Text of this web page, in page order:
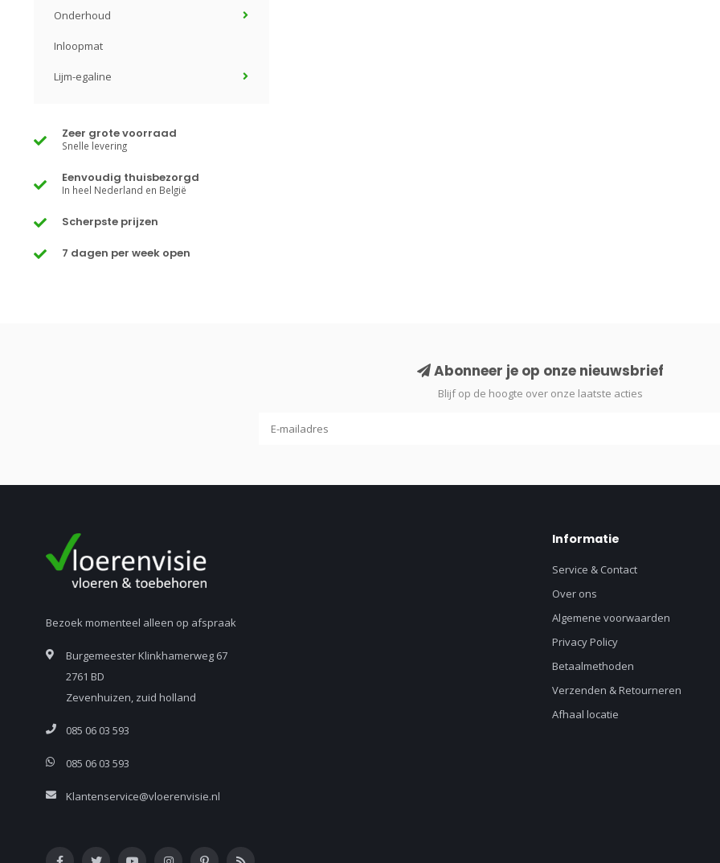
Onderhoud
Inloopmat
Lijm-egaline
Zeer grote voorraad
Snelle levering
Eenvoudig thuisbezorgd
In heel Nederland en België
Scherpste prijzen
7 dagen per week open
Abonneer je op onze nieuwsbrief
Blijf op de hoogte over onze laatste acties
Bezoek momenteel alleen op afspraak
Burgemeester Klinkhamerweg 67
2761 BD
Zevenhuizen, zuid holland
085 06 03 593
085 06 03 593
Klantenservice@vloerenvisie.nl
Informatie
Service & Contact
Over ons
Algemene voorwaarden
Privacy Policy
Betaalmethoden
Verzenden & Retourneren
Afhaal locatie